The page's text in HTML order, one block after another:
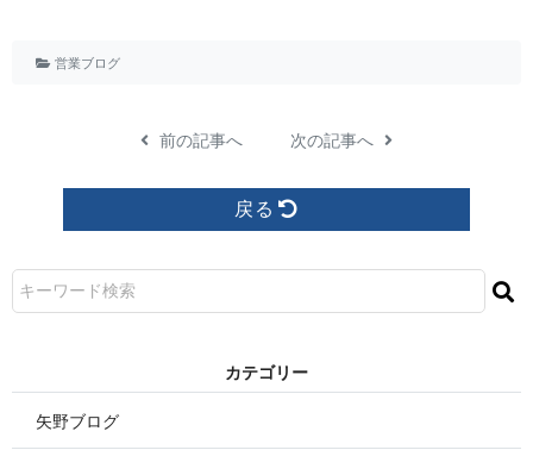
営業ブログ
前の記事へ 次の記事へ
戻る
カ テ ゴ リ ー
矢野ブログ